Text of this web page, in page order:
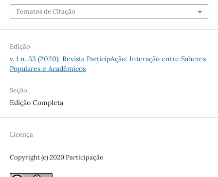
Fomatos de Citação
Edição
v. 1 n. 33 (2020): Revista ParticipAção: Interação entre Saberes
Populares e Acadêmicos
Seção
Edição Completa
Licença
Copyright (c) 2020 Participação